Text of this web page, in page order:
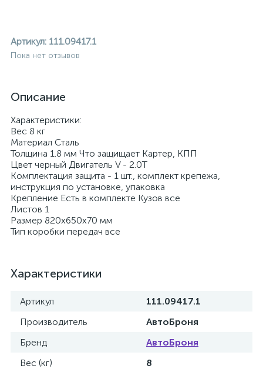
Артикул: 111.09417.1
Пока нет отзывов
Описание
Характеристики:
Вес 8 кг
Материал Сталь
Толщина 1.8 мм Что защищает Картер, КПП
Цвет черный Двигатель V - 2.0T
Комплектация защита - 1 шт., комплект крепежа,
инструкция по установке, упаковка
Крепление Есть в комплекте Кузов все
Листов 1
Размер 820х650х70 мм
Тип коробки передач все
Характеристики
Артикул
111.09417.1
Производитель
АвтоБроня
Бренд
АвтоБроня
Вес (кг)
8